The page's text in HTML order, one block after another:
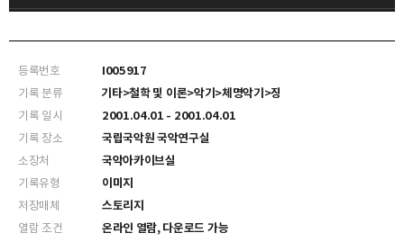
12. 산조가야금 - 이미지
13. 산조가야금 - 이미지
15. 탁영금 - 이미지
등록번호
I005917
기록 분류
기타>철학 및 이론>악기>체명악기>징
기록 일시
2001.04.01 - 2001.04.01
기록 장소
국립국악원 국악연구실
소장처
국악아카이브실
기록유형
이미지
저장매체
스토리지
열람 조건
온라인 열람, 다운로드 가능